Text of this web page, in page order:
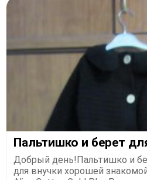
Пальтишко и берет
Добрый день!Пальтишко и
для внучки хорошей